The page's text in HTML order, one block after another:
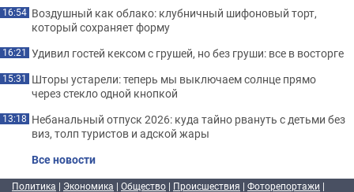
16:54 Воздушный как облако: клубничный шифоновый торт,
который сохраняет форму
16:21 Удивил гостей кексом с грушей, но без груши: все в восторге
15:31 Шторы устарели: теперь мы выключаем солнце прямо
через стекло одной кнопкой
13:18 Небанальный отпуск 2026: куда тайно рвануть с детьми без
виз, толп туристов и адской жары
Все новости
Политика | Экономика | Общество | Происшествия | Фоторепортажи |